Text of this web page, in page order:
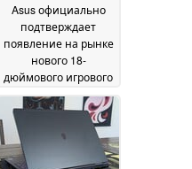
Asus официально
подтверждает
появление на рынке
нового 18-
дюймового игрового
ноутбука с
увеличенной
производительностью
320 Вт и 4K Mini LED
дисплеем
16 May 2026